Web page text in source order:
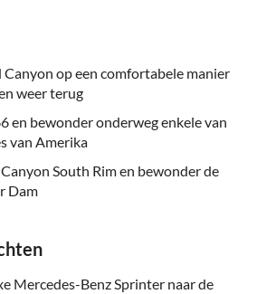
Canyon op een comfortabele manier
weer terug
en bewonder onderweg enkele van
van Amerika
South Rim en bewonder de
Dam
Mercedes-Benz Sprinter naar de